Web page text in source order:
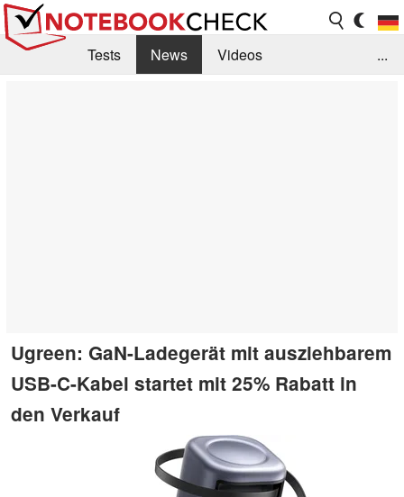
Tests News
Videos
...
Ugreen: GaN-Ladegerät mit ausziehbarem
USB-C-Kabel startet mit 25% Rabatt in
den Verkauf